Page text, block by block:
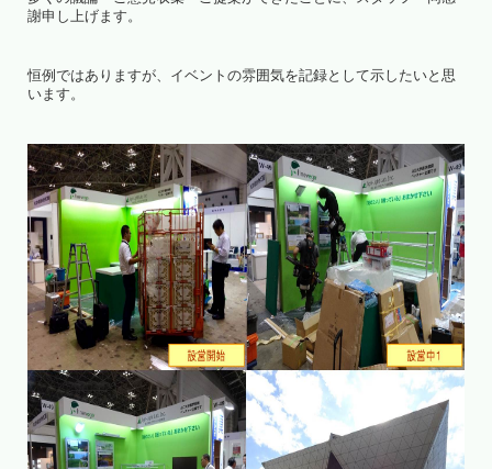
謝申し上げます。
恒例ではありますが、イベントの雰囲気を記録として示したいと思
います。